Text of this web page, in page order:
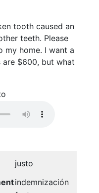
tooth caused an
teeth. Please
my home. I want a
$600, but what
justo
indemnización